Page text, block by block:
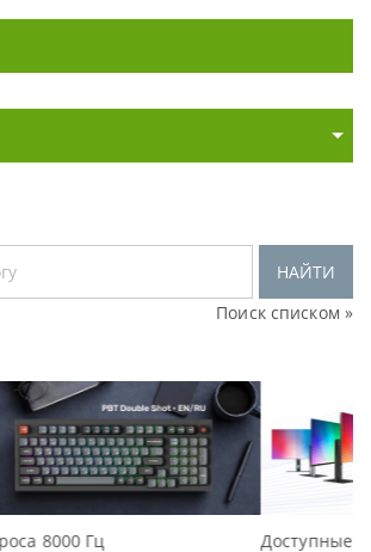
НАЙТИ
Поиск списком »
Доступные решения начального уровня,